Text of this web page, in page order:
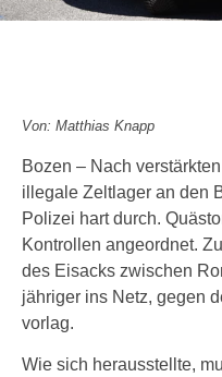
Von: Matthias Knapp
Bozen – Nach
illegale Zeltlager an den
Polizei hart durch.
Kontrollen angeordnet.
des Eisacks zwischen
jähriger ins Netz, gegen
vorlag.
Wie sich herausstellte,